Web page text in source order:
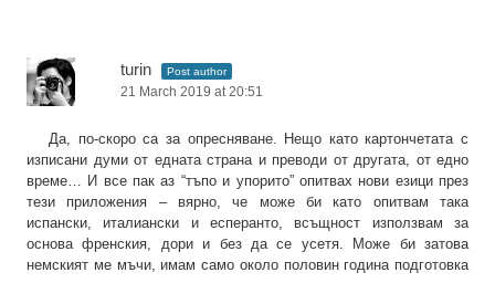
turin Post author
21 March 2019 at 20:51
Да, по-скоро са за опресняване. Нещо като картончетата с
изписани думи от едната страна и преводи от другата, от едно
време… И все пак аз “тъпо и упорито” опитвах нови езици през
тези приложения – вярно, че може би като опитвам така
испански, италиански и есперанто, всъщност използвам за
основа френския, дори и без да се усетя. Може би затова
немският ме мъчи, имам само около половин година подготовка